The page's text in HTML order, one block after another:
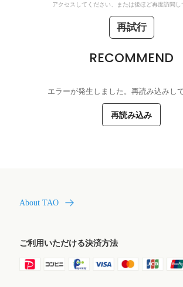
アクセスしてください、または後ほど再度訪問し
再試行
RECOMMEND
エラーが発生しました。再読み込みし
再読み込み
About TAO
ご利用いただける決済方法